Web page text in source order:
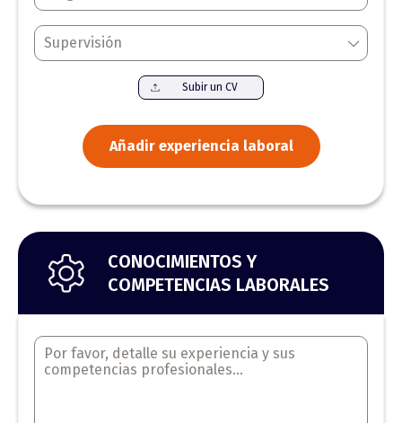
Añadir experiencia laboral
CONOCIMIENTOS Y
COMPETENCIAS LABORALES